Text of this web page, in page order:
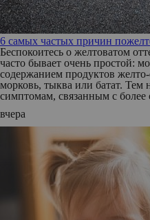
6 самых частых причин
Беспокоитесь о желтоватом
часто бывает очень простой:
содержанием продуктов
морковь, тыква или батат. Тем
симптомам, связанным с более
вчера